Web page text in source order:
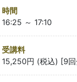
時間
16:25 ～ 17:10
受講料
15,250円 (税込) [9